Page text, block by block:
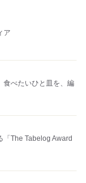
ア
食べたいひと皿を、編
「The Tabelog Award